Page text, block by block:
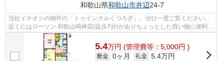
和歌山県和歌山市井辺 24-7
当社イチオシの物件の「トゥインクルくつろぎ」。ぜひ一度ご覧ください。
近くにはローソン 和歌山鳴神店(徒歩7分)がありちょっとした買い物に便利で
す。こちらの物件はアパートです。...
5.4万円 (管理費等：5,000円 )
敷金 0ヶ月 礼金 5.4万円